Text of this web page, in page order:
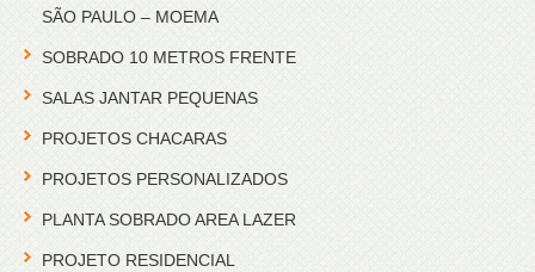
SÃO PAULO – MOEMA
SOBRADO 10 METROS FRENTE
SALAS JANTAR PEQUENAS
PROJETOS CHACARAS
PROJETOS PERSONALIZADOS
PLANTA SOBRADO AREA LAZER
PROJETO RESIDENCIAL